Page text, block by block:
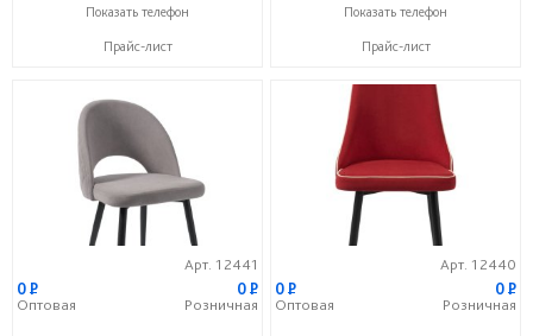
+7 (800) 201-23-49
Показать телефон
Прайс-лист
+7 (800) 201-23-49
Показать телефон
Прайс-лист
Арт. 12441
0P
Оптовая
0P
Розничная
Арт. 12440
0P
Оптовая
0P
Розничная